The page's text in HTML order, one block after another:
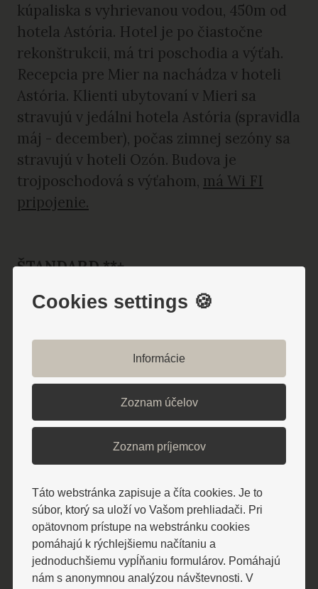
kúpaliska s vyhrievanou vodou, 450m od
hotela Astória. Hotel je po čiastočne
rekonštrukcii, má tri poschodia a výťah.
Recepcia pre Mier na nachádza v hoteli
Astória. Klienti ubytovaní v Mieri sa
stravujú v jedálni hotela Astória (spravidla
máj - december), počas zimnej sezóny sa
stravujú v hoteli Ozón. Budova je
trojposchodová s výťahom, má Wi FI
pripojenie.
ŠTANDARD **+
/vaňa. Na každé lôžko - nočný stolík
pohár, kreslo alebo stolička, v skrini 4 ks
vešiakov, poduška a obliečka, prikrývka a
obliečka, 1 osuška, 1 uterák, sklenený
pohár, toaletné mydlo, vlasový šampón.
Súčasťou vybavenia je otvárač na fľaše,
hubka na čistenie obuvi.
APARTMÁN ŠTANDARD **+ (František,
Mier)
Obývacia a spálňová časť, rozkladacia
pohovka, rýchlovarná kanvica, televízor,
Cookies settings 🍪
Informácie
Zoznam účelov
Zoznam príjemcov
Táto webstránka zapisuje a číta cookies. Je to
súbor, ktorý sa uloží vo Vašom prehliadači. Pri
opätovnom prístupe na webstránku cookies
pomáhajú k rýchlejšiemu načítaniu a
jednoduchšiemu vypĺňaniu formulárov. Pomáhajú
nám s anonymnou analýzou návštevnosti. V